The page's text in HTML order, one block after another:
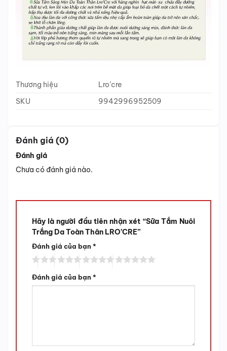
Thương hiệu
Lro’cre
SKU
9942996952509
Đánh giá (0)
Đánh giá
Chưa có đánh giá nào.
Hãy là người đầu tiên nhận xét “Sữa Tắm Nuôi
Trắng Da Toàn Thân LRO’CRE”
Đánh giá của bạn *
Đánh giá của bạn *